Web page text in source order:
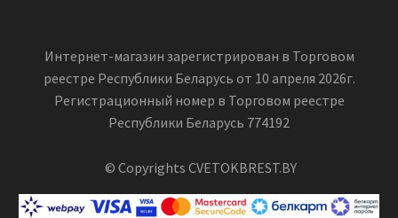
Интернет-магазин зарегистрирован в Торговом
реестре Республики Беларусь от 10 апреля 2026г.
Регистрационный номер в Торговом реестре
Республики Беларусь 774192
© Copyrights CVETOKBREST.BY